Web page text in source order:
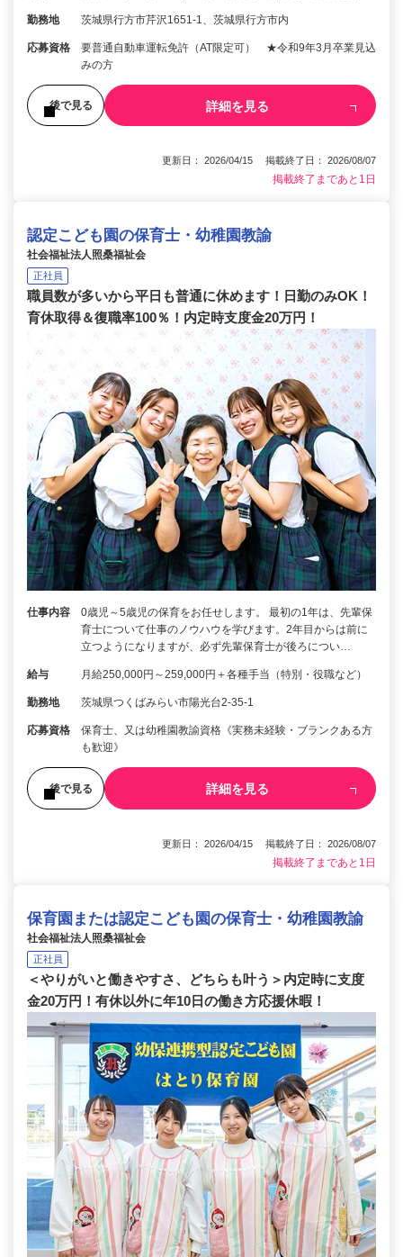
勤務地 茨城県行方市芹沢1651-1、茨城県行方市内
応募資格
要普通自動車運転免許（AT限定可） ★令和9年3月卒業見込
みの方
後で見る 詳細を見る
更新日： 2026/04/15 掲載終了日： 2026/08/07
掲載終了まであと1日
認定こども園の保育士・幼稚園教諭
社会福祉法人照桑福祉会
正社員
職員数が多いから平日も普通に休めます！日勤のみOK！
育休取得＆復職率100％！内定時支度金20万円！
仕事内容
0歳児～5歳児の保育をお任せします。 最初の1年は、先輩保
育士について仕事のノウハウを学びます。2年目からは前に
立つようになりますが、必ず先輩保育士が後ろについ…
給与 月給250,000円～259,000円＋各種手当（特別・役職など）
勤務地 茨城県つくばみらい市陽光台2-35-1
応募資格
保育士、又は幼稚園教諭資格《実務未経験・ブランクある方
も歓迎》
後で見る 詳細を見る
更新日： 2026/04/15 掲載終了日： 2026/08/07
掲載終了まであと1日
保育園または認定こども園の保育士・幼稚園教諭
社会福祉法人照桑福祉会
正社員
＜やりがいと働きやすさ、どちらも叶う＞内定時に支度
金20万円！有休以外に年10日の働き方応援休暇！